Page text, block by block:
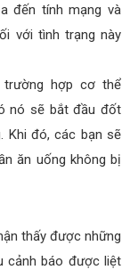
đến tính mạng và
với tình trạng này
trường hợp cơ thể
nó sẽ bắt đầu đốt
Khi đó, các bạn sẽ
ăn uống không bị
thấy được những
cảnh báo được liệt